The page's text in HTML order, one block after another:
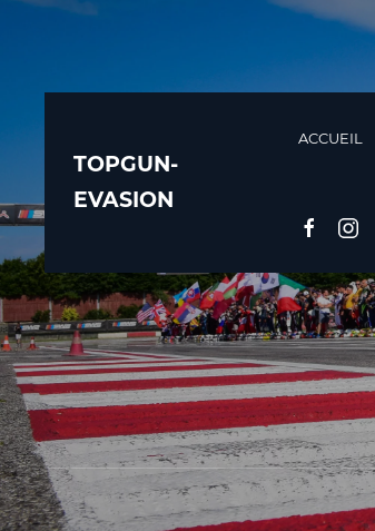
TOPGUN-
EVASION
ACCUEIL